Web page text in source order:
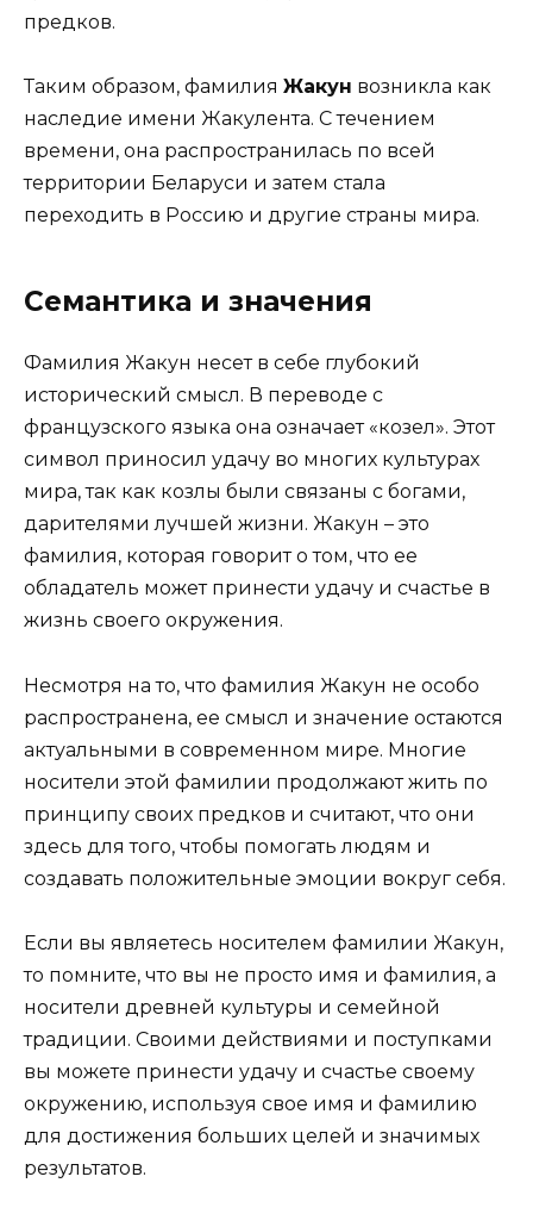
предков.
Таким образом, фамилия Жакун возникла как
наследие имени Жакулента. С течением
времени, она распространилась по всей
территории Беларуси и затем стала
переходить в Россию и другие страны мира.
Семантика и значения
Фамилия Жакун несет в себе глубокий
исторический смысл. В переводе с
французского языка она означает «козел». Этот
символ приносил удачу во многих культурах
мира, так как козлы были связаны с богами,
дарителями лучшей жизни. Жакун – это
фамилия, которая говорит о том, что ее
обладатель может принести удачу и счастье в
жизнь своего окружения.
Несмотря на то, что фамилия Жакун не особо
распространена, ее смысл и значение остаются
актуальными в современном мире. Многие
носители этой фамилии продолжают жить по
принципу своих предков и считают, что они
здесь для того, чтобы помогать людям и
создавать положительные эмоции вокруг себя.
Если вы являетесь носителем фамилии Жакун,
то помните, что вы не просто имя и фамилия, а
носители древней культуры и семейной
традиции. Своими действиями и поступками
вы можете принести удачу и счастье своему
окружению, используя свое имя и фамилию
для достижения больших целей и значимых
результатов.